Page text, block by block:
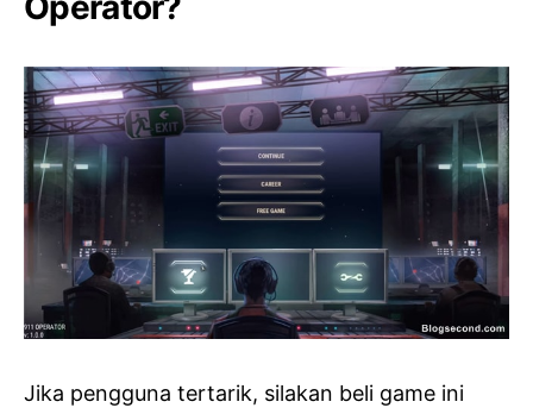
Jika pengguna tertarik, silakan beli game ini